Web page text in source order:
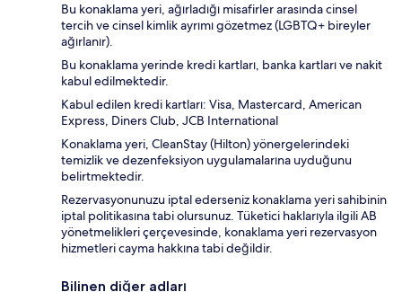
Bu konaklama yeri, ağırladığı misafirler arasında cinsel
tercih ve cinsel kimlik ayrımı gözetmez (LGBTQ+ bireyler
ağırlanır).
Bu konaklama yerinde kredi kartları, banka kartları ve nakit
kabul edilmektedir.
Kabul edilen kredi kartları: Visa, Mastercard, American
Express, Diners Club, JCB International
Konaklama yeri, CleanStay (Hilton) yönergelerindeki
temizlik ve dezenfeksiyon uygulamalarına uyduğunu
belirtmektedir.
Rezervasyonunuzu iptal ederseniz konaklama yeri sahibinin
iptal politikasına tabi olursunuz. Tüketici haklarıyla ilgili AB
yönetmelikleri çerçevesinde, konaklama yeri rezervasyon
hizmetleri cayma hakkına tabi değildir.
Bilinen diğer adları